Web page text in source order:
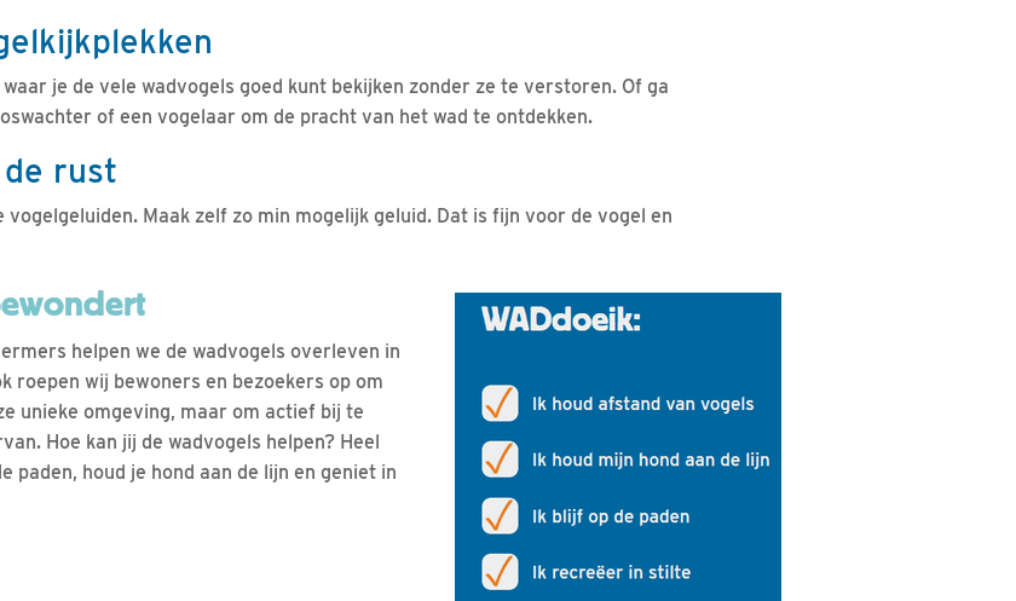
je de vele wadvogels goed kunt bekijken zonder ze te verstoren. Of ga
of een vogelaar om de pracht van het wad te ontdekken.
rust
Maak zelf zo min mogelijk geluid. Dat is fijn voor de vogel en
helpen we de wadvogels overleven in
roepen wij bewoners en bezoekers op om
unieke omgeving, maar om actief bij te
Hoe kan jij de wadvogels helpen? Heel
paden, houd je hond aan de lijn en geniet in